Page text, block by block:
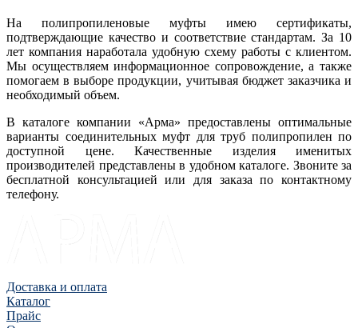
На полипропиленовые муфты имею сертификаты,
подтверждающие качество и соответствие стандартам. За 10
лет компания наработала удобную схему работы с клиентом.
Мы осуществляем информационное сопровождение, а также
помогаем в выборе продукции, учитывая бюджет заказчика и
необходимый объем.
В каталоге компании «Арма» предоставлены оптимальные
варианты соединительных муфт для труб полипропилен по
доступной цене. Качественные изделия именитых
производителей представлены в удобном каталоге. Звоните за
бесплатной консультацией или для заказа по контактному
телефону.
Доставка и оплата
Каталог
Прайс